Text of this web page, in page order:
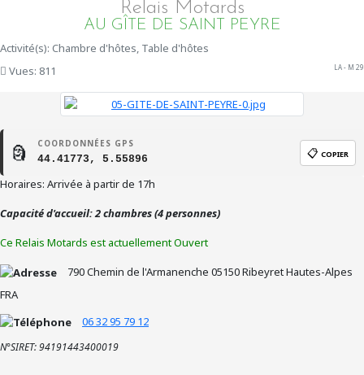
Relais Motards
AU GÎTE DE SAINT PEYRE
Activité(s): Chambre d'hôtes, Table d'hôtes
Vues: 811
LA - M 29
🗿 COORDONNÉES GPS
44.41773, 5.55896 📋 COPIER
Horaires: Arrivée à partir de 17h
Capacité d'accueil: 2 chambres (4 personnes)
Ce Relais Motards est actuellement Ouvert
790 Chemin de l'Armanenche 05150RibeyretHautes-Alpes
FRA
06 32 95 79 12
N°SIRET: 94191443400019